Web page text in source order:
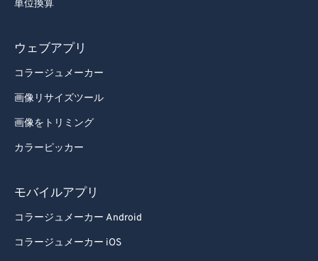
単位換算
ウェブアプリ
コラージュメーカー
画像リサイズツール
画像をトリミング
カラーピッカー
モバイルアプリ
コラージュメーカー Android
コラージュメーカー iOS